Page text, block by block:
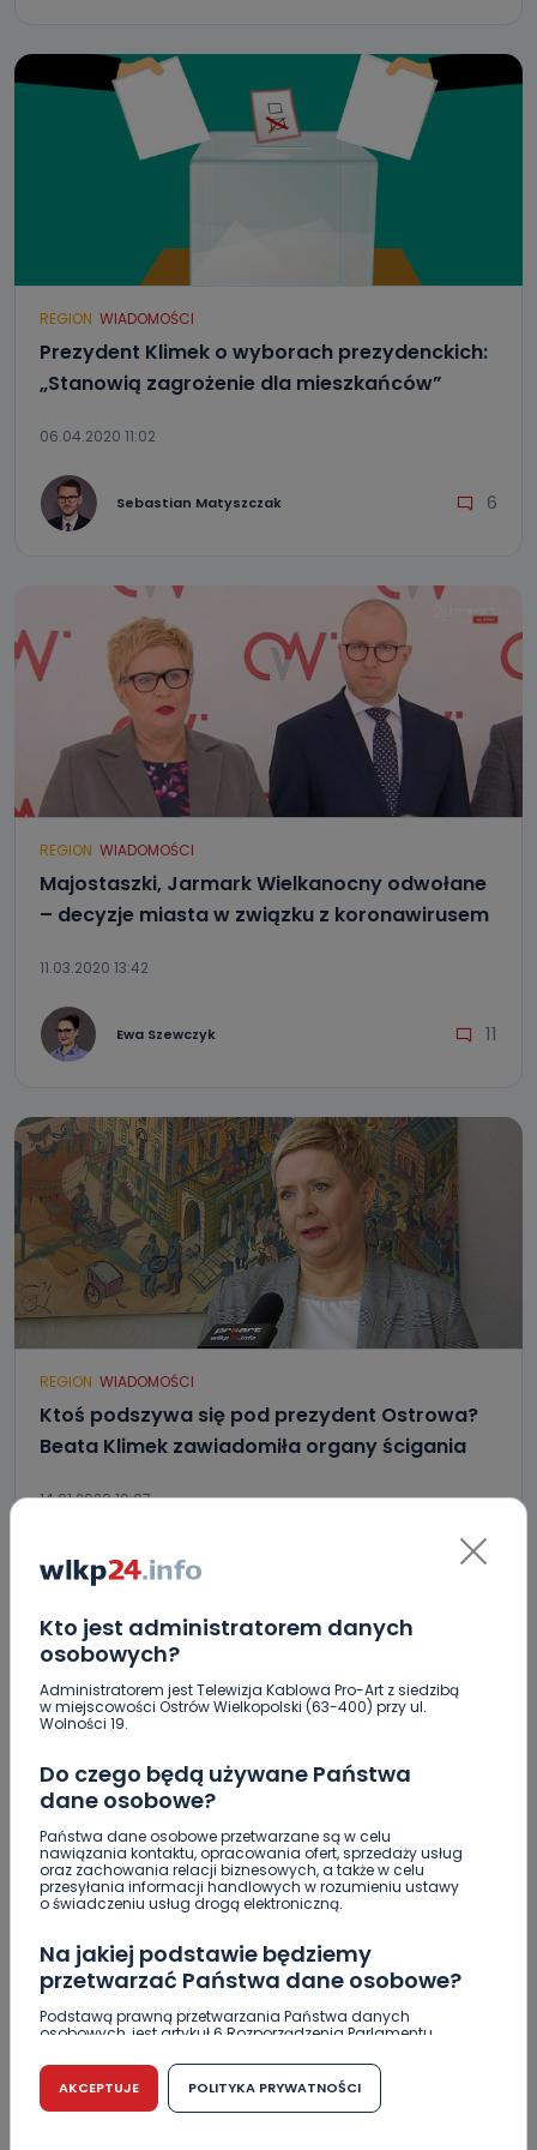
Kto jest administratorem danych
osobowych?
Administratorem jest Telewizja Kablowa Pro-Art z siedzibą
w miejscowości Ostrów Wielkopolski (63-400) przy ul.
Wolności 19.
Do czego będą używane Państwa
dane osobowe?
Państwa dane osobowe przetwarzane są w celu
nawiązania kontaktu, opracowania ofert, sprzedaży usług
oraz zachowania relacji biznesowych, a także w celu
przesyłania informacji handlowych w rozumieniu ustawy
o świadczeniu usług drogą elektroniczną.
Na jakiej podstawie będziemy
przetwarzać Państwa dane osobowe?
Podstawą prawną przetwarzania Państwa danych
osobowych, jest artykuł 6 Rozporządzenia Parlamentu
r. w sprawie ochrony osób fizycznych w związku z
przetwarzaniem danych osobowych w sprawie
swobodnego przepływu takich danych oraz uchylenia
dyrektywy 95/46/WE (RODO).
AKCEPTUJE POLITYKA PRYWATNOŚCI
REGION WIADOMOŚCI
Prezydent Klimek o wyborach prezydenckich:
„Stanowią zagrożenie dla mieszkańców”
06.04.2020 11:02
Sebastian Matyszczak 6
REGION WIADOMOŚCI
Majostaszki, Jarmark Wielkanocny odwołane
– decyzje miasta w związku z koronawirusem
11.03.2020 13:42
Ewa Szewczyk 11
REGION WIADOMOŚCI
Ktoś podszywa się pod prezydent Ostrowa?
Beata Klimek zawiadomiła organy ścigania
14.01.2020 10:07
Ewa Szewczyk
REGION WIADOMOŚCI
32 tysiące złotych ekwiwalentu dla Beaty
Klimek. Prezydent wyjaśnia
07.11.2019 15:22
Ewa Szewczyk